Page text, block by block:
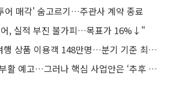
어 매각' 숨고르기…주관사 계약 종료
, 실적 부진 불가피…목표가 16%↓"
하나투어, 자유여행 상품 이용객 148만명…분기 기준 최대 기록
싸이월드, 10월 부활 예고…그러나 핵심 사업안은 ‘추후 공개’